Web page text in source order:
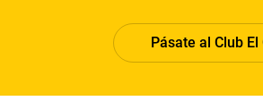
Pásate al Club